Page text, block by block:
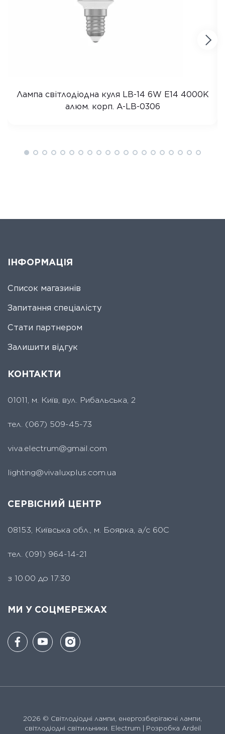
Лампа світлодіодна куля LB-14 6W E14 4000K
алюм. корп. A-LB-0306
ІНФОРМАЦІЯ
Список магазинів
Запитання спеціалісту
Стати партнером
Залишити відгук
КОНТАКТИ
01011, м. Київ, вул. Рибальська, 2
тел. (067) 509-45-73
viva.electrum@gmail.com
lighting@vivaluxplus.com.ua
СЕРВІСНИЙ ЦЕНТР
08153, Київська обл., м. Боярка, а/с 60С
тел. (091) 964-14-21
з 10.00 до 17:30
МИ У СОЦМЕРЕЖАХ
2026 © Світлодіодні лампи, енергозберігаючі лампи,
світлодіодні світильники. Electrum | Розробка Ardeil